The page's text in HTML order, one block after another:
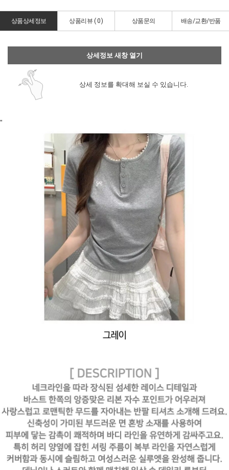
상품상세정보 상품리뷰 ( 0) 상품문의 배송/교환/반품
상세정보 새창 열기
상세 정보를 확대해 보실 수 있습니다.
"